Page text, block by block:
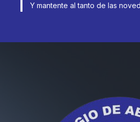
Y mantente al tanto de las